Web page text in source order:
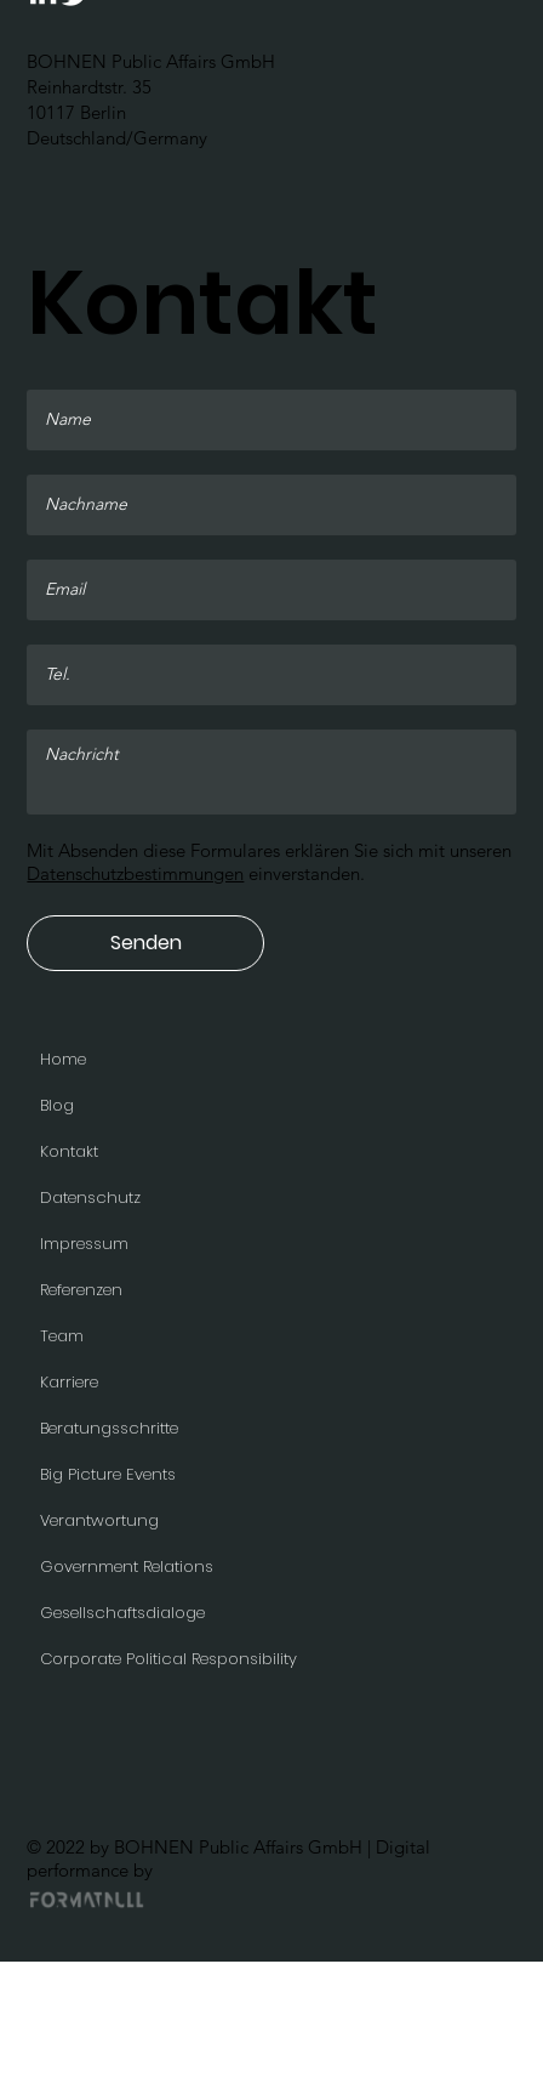
Referenzen
Team
Karriere
Beratungsschritte
Big Picture Events
Verantwortung
Home
Blog
Kontakt
Datenschutz
Impressum
Government Relations
Gesellschaftsdialoge
Corporate Political Responsibility
Senden
Mit Absenden diese Formulares erklären Sie sich mit unseren
Datenschutzbestimmungen einverstanden.
BOHNEN Public Affairs GmbH
Reinhardtstr. 35
10117 Berlin
Deutschland/Germany
Kontakt
© 2022 by BOHNEN Public Affairs GmbH | Digital
performance by